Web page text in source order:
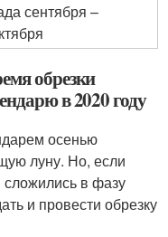
сентября –
обрезки
в 2020 году
осенью
луну. Но, если
в фазу
и провести обрезку